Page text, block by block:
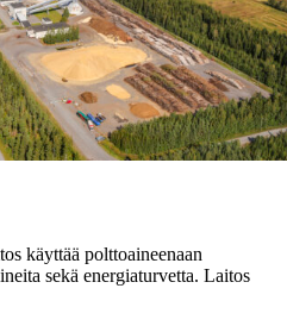
käyttää polttoaineenaan
sekä energiaturvetta. Laitos